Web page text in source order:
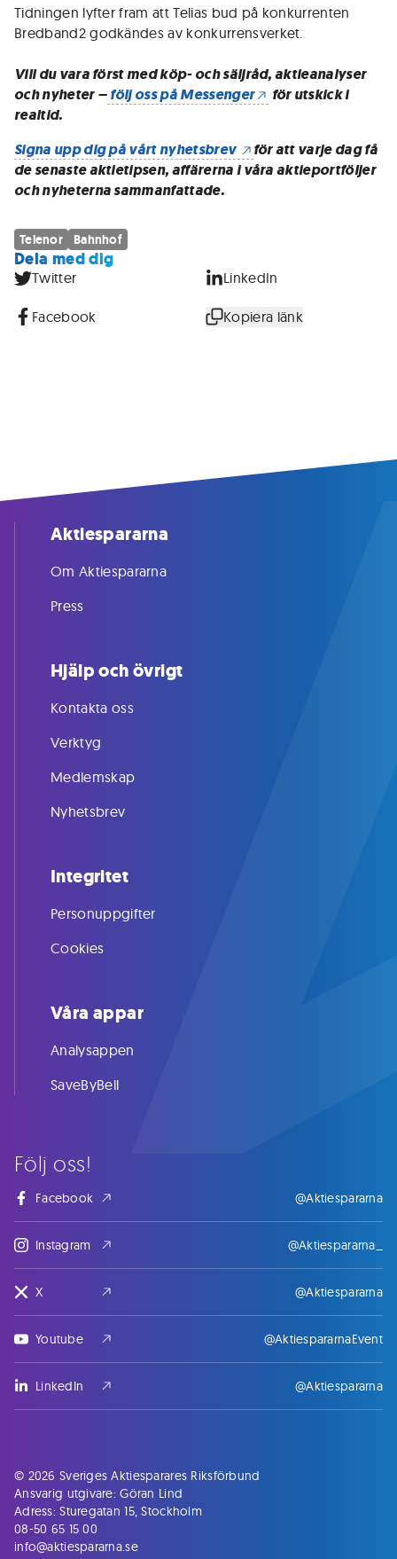
Tidningen lyfter fram att Telias bud på konkurrenten
Bredband2 godkändes av konkurrensverket.
Vill du vara först med köp- och säljråd, aktieanalyser
och nyheter –följ oss på Messenger
för utskick i
realtid.
Signa upp dig på vårt nyhetsbrev
för att varje dag få
de senaste aktietipsen, affärerna i våra aktieportföljer
och nyheterna sammanfattade.
Telenor Bahnhof
Dela med dig
Twitter LinkedIn
Facebook Kopiera länk
Följ oss!
Facebook @Aktiespararna
Instagram @Aktiespararna_
X @Aktiespararna
Youtube @AktiespararnaEvent
LinkedIn @Aktiespararna
Aktiespararna
Om Aktiespararna
Press
Hjälp och övrigt
Kontakta oss
Verktyg
Medlemskap
Nyhetsbrev
Integritet
Personuppgifter
Cookies
Våra appar
Analysappen
SaveByBell
© 2026 Sveriges Aktiesparares Riksförbund
Ansvarig utgivare: Göran Lind
Adress: Sturegatan 15, Stockholm
08-50 65 15 00
info@aktiespararna.se